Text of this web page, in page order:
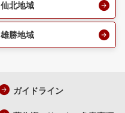
仙北地域
雄勝地域
ガイドライン